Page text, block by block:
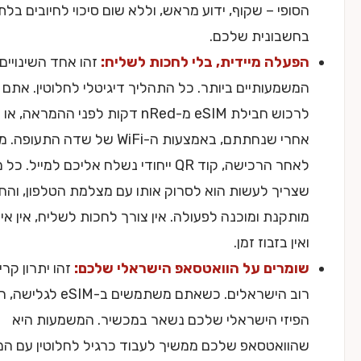
– שקוף, ידוע מראש, וללא שום סיכוי לחיובים בלתי צפויים
שלכם.
מיידית, בלי לחכות לשליח:זהו אחד השינויים
ביותר. כל התהליך דיגיטלי לחלוטין. אתם יכולים
לרכוש חבילת eSIM מ-nRed דקות לפני ההמראה, או אפילו
אחרי שנחתתם, באמצעות ה-WiFi של שדה התעופה. מיד
לאחר הרכישה, קוד QR ייחודי נשלח אליכם למייל. כל מה
לעשות הוא לסרוק אותו עם מצלמת הטלפון, והחבילה
ומוכנה לפעולה. אין צורך לחכות לשליח, אין איסוף פיזי,
בזבוז זמן.
על הוואטסאפ הישראלי שלכם:זהו יתרון קריטי עבור
רוב הישראלים. כשאתם משתמשים ב-eSIM לגלישה, הסים
הישראלי שלכם נשאר במכשיר. המשמעות היא
שלכם ממשיך לעבוד כרגיל לחלוטין עם המספר